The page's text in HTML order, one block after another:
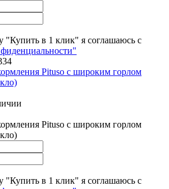
"Купить в 1 клик" я соглашаюсь с
Pituso c широким горлом
Pituso c широким горлом
"Купить в 1 клик" я соглашаюсь с